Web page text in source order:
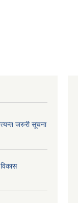
जरुरी सूचना